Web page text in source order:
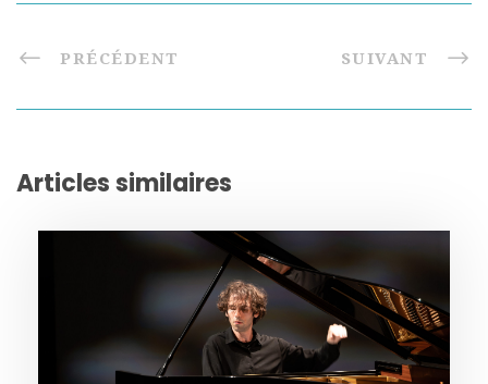
PRÉCÉDENT SUIVANT
Articles similaires